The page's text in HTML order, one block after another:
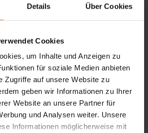
Details Über Cookies
Cookies
um Inhalte und Anzeigen zu
für soziale Medien anbieten
Zugriffe auf unsere Website zu
geben wir Informationen zu Ihrer
Website an unsere Partner für
und Analysen weiter. Unsere
Informationen möglicherweise mit
Falle der positiven Bewertung der
das entsprechende Zertifikat aus.
eines Zertifizierungsverfahrens
Unternehmen, sofern gewünscht
des CP-Arbeitsgebietes,
der Auswahl der